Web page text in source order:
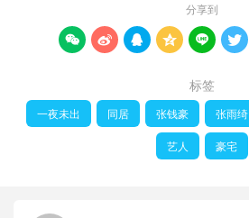
分享到
     
标签
一夜未出 同居 张钱豪 张雨绮
艺人 豪宅